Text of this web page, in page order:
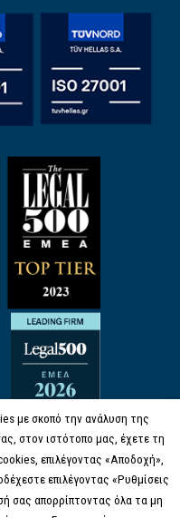
με σκοπό την ανάλυση της
στον ιστότοπο μας, έχετε τη
επιλέγοντας «Αποδοχή»,
επιλέγοντας «Ρυθμίσεις
σας απορρίπτοντας όλα τα μη